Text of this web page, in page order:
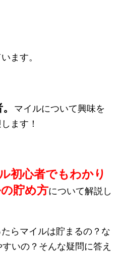
ます。
マイルについて興味を
ます！
初心者でもわかり
貯め方について解説し
らマイルは貯まるの？な
いの？そんな疑問に答え